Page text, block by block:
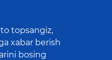
topsangiz,
xabar berish
bosing